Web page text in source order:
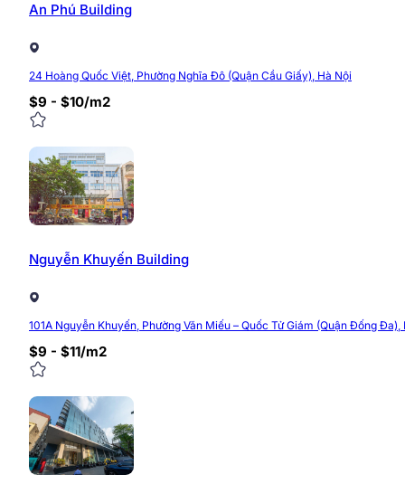
An Phú Building
24 Hoàng Quốc Việt, Phường Nghĩa Đô (Quận Cầu Giấy), Hà Nội
$9 - $10/m2
Nguyễn Khuyến Building
101A Nguyễn Khuyến, Phường Văn Miếu – Quốc Tử Giám (Quận Đống Đa),
$9 - $11/m2